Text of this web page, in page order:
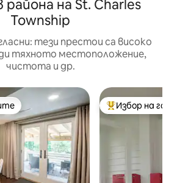
на St. Charles
Township
тези престои са високо
тяхното местоположение,
чистота и др.
на гостите Най-популярен
Избор на